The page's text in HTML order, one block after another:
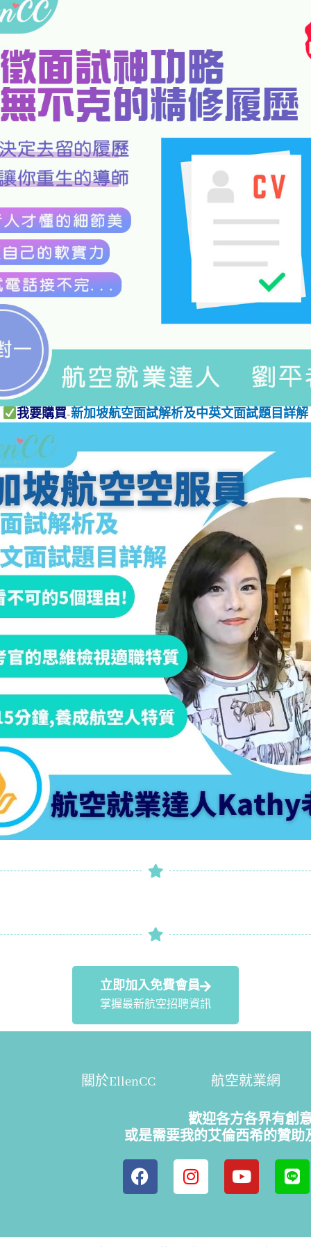
我要購買-新加坡航空面試解析及中英文面試題目詳解
立即加入免費會員
掌握最新航空招聘資訊
關於EllenCC 航空就業網
歡迎各方各界有創
或是需要我的艾倫西希的贊助